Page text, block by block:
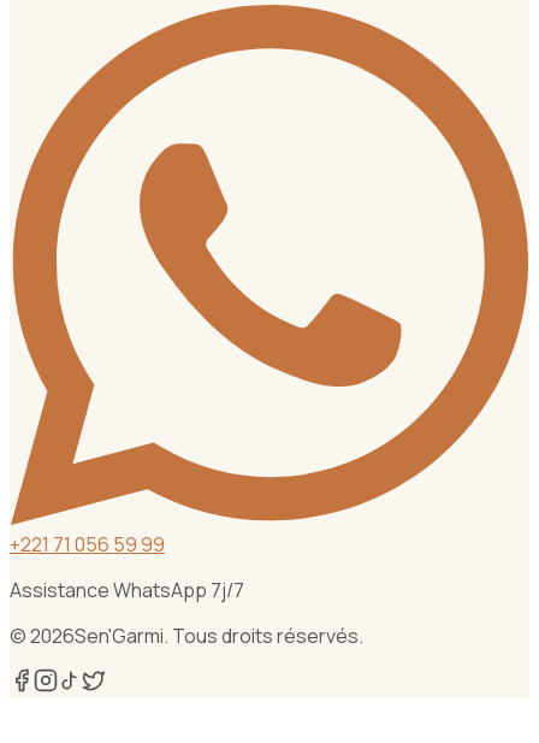
+221 71 056 59 99
Assistance WhatsApp 7j/7
©2026Sen'Garmi. Tous droits réservés.